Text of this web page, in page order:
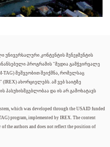
უნივერსალური კონტენტის მენეჯმენტის
პროგრამის "მედია გამჭვირვალე
მეშვეობით შეიქმნა, რომელსაც
ახორციელებს. ამ ვებ საიტზე
პასუხისმგებლობაა და ის არ გამოხატავს
which was developed through the USAID funded
program, implemented by IREX. The content
the authors and does not reflect the position of